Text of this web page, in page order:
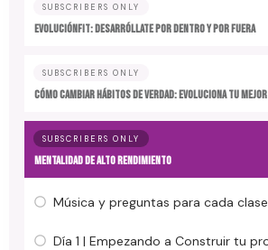
SUBSCRIBERS ONLY
EvoluciónFit: desarróllate por dentro y por fuera
SUBSCRIBERS ONLY
Cómo cambiar hábitos de verdad: evoluciona tu
SUBSCRIBERS ONLY
MENTALIDAD DE ALTO RENDIMIENTO
Música y preguntas para cada clase
Día 1 | Empezando a Construir tu